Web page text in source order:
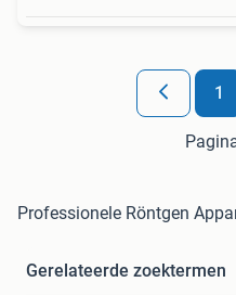
1
Professionele Röntgen
Gerelateerde zoektermen